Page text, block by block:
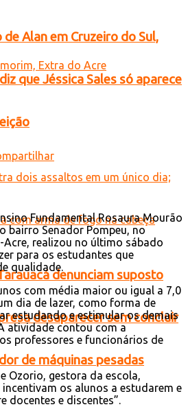
de Alan em Cruzeiro do Sul,
que Jéssica Sales só aparece
denunciam suposto
desaparecer sem concluir
de máquinas pesadas
Extra do Acre
Fundamental Rosaura Mourão
bairro Senador Pompeu, no
realizou no último sábado
para os estudantes que
qualidade.
com média maior ou igual a 7,0
dia de lazer, como forma de
estudando e estimular os demais
atividade contou com a
professores e funcionários de
Ozorio, gestora da escola,
os alunos a estudarem e
docentes e discentes”.